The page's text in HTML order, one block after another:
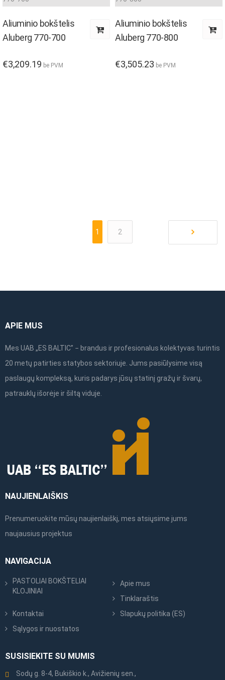
Aliuminio bokštelis
Aluberg 770-700
€3,209.19 be PVM
Aliuminio bokštelis
Aluberg 770-800
€3,505.23 be PVM
1 2
APIE MUS
Mes UAB „ES BALTIC” − brandus ir profesionalus kolektyvas turintis
20 metų patirties statybos sektoriuje. Jums pasiūlysime visą
paslaugų kompleksą, kuris padarys jūsų statinį gražų ir švarų,
patrauklų išorėje ir šiltą viduje.
NAUJIENLAIŠKIS
Prenumeruokite mūsų naujienlaiškį, mes atsiųsime jums
naujausius projektus
NAVIGACIJA
PASTOLIAI BOKŠTELIAI
KLOJINIAI
Apie mus
Tinklaraštis
Kontaktai
Slapukų politika (ES)
Sąlygos ir nuostatos
SUSISIEKITE SU MUMIS
Sodų g. 8-4, Bukiškio k., Avižienių sen.,